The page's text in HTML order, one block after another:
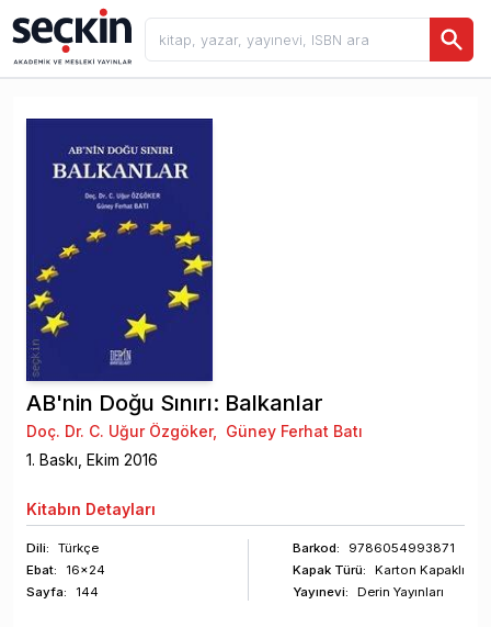
AB'nin Doğu Sınırı: Balkanlar
Doç. Dr. C. Uğur Özgöker,
Güney Ferhat Batı
1. Baskı, Ekim 2016
Kitabın Detayları
Dili:
Türkçe
Ebat:
16x24
Sayfa: 144
Barkod:
9786054993871
Kapak Türü:
Karton Kapaklı
Yayınevi:
Derin Yayınları